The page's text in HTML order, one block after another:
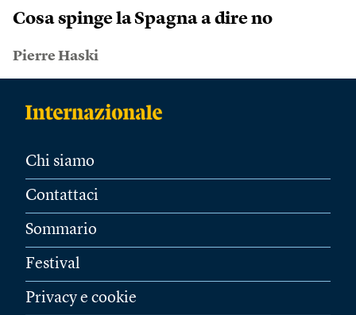
Cosa spinge la Spagna a dire no
Pierre Haski
Chi siamo
Contattaci
Sommario
Festival
Privacy e cookie